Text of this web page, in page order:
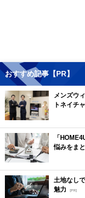
おすすめ記事【PR】
メンズウ
トネイチ
「
悩みをま
土地なし
魅力
[PR]